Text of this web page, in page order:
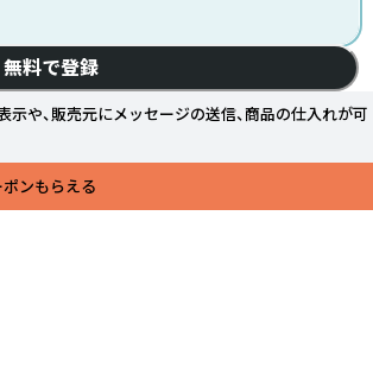
無料で登録
示や、販売元にメッセージの送信、商品の仕入れが可
ンもらえる